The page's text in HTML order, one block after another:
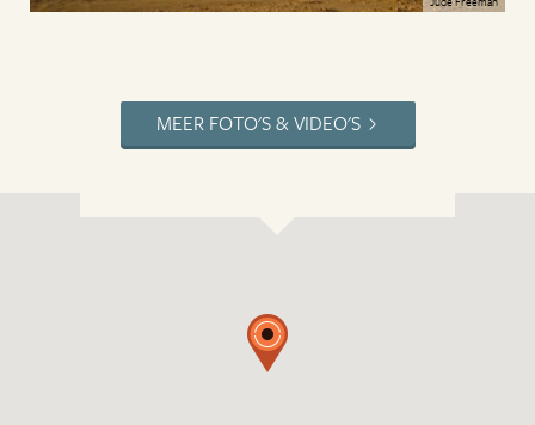
MEER FOTO'S & VIDEO'S